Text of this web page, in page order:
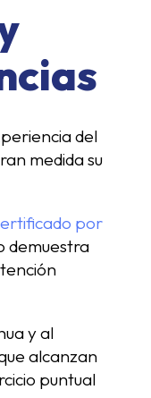
del
medida su
por
demuestra
y al
alcanzan
puntual